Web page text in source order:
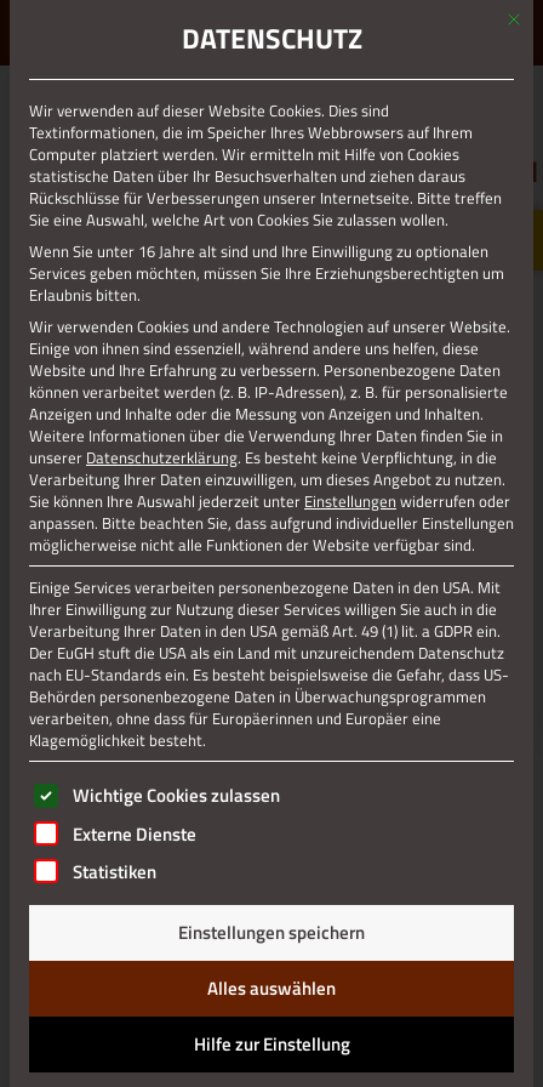
ERLEBE STOLBERG.ERLEBE DICH.
01.01.1970
KIRCHENMUSIK_ANTENSTEINER_2021
Jetzt teilen
Jetzt teilen
Impressum
Mit
DATENSCHUTZ
Wir verwenden auf dieser Website Cookies. Dies sind
Textinformationen, die im Speicher Ihres Webbrowsers auf Ihrem
Computer platziert werden. Wir ermitteln mit Hilfe von Cookies
statistische Daten über Ihr Besuchsverhalten und ziehen daraus
Rückschlüsse für Verbesserungen unserer Internetseite. Bitte treffen
Sie eine Auswahl, welche Art von Cookies Sie zulassen wollen.
Wenn Sie unter 16 Jahre alt sind und Ihre Einwilligung zu optionalen
Services geben möchten, müssen Sie Ihre Erziehungsberechtigten um
Erlaubnis bitten.
Wir verwenden Cookies und andere Technologien auf unserer Website.
Einige von ihnen sind essenziell, während andere uns helfen, diese
Website und Ihre Erfahrung zu verbessern. Personenbezogene Daten
können verarbeitet werden (z. B. IP-Adressen), z. B. für personalisierte
Anzeigen und Inhalte oder die Messung von Anzeigen und Inhalten.
Weitere Informationen über die Verwendung Ihrer Daten finden Sie in
unserer Datenschutzerklärung. Es besteht keine Verpflichtung, in die
Verarbeitung Ihrer Daten einzuwilligen, um dieses Angebot zu nutzen.
Sie können Ihre Auswahl jederzeit unter Einstellungen widerrufen oder
anpassen. Bitte beachten Sie, dass aufgrund individueller Einstellungen
möglicherweise nicht alle Funktionen der Website verfügbar sind.
Einige Services verarbeiten personenbezogene Daten in den USA. Mit
Ihrer Einwilligung zur Nutzung dieser Services willigen Sie auch in die
Verarbeitung Ihrer Daten in den USA gemäß Art. 49 (1) lit. a GDPR ein.
Der EuGH stuft die USA als ein Land mit unzureichendem Datenschutz
nach EU-Standards ein. Es besteht beispielsweise die Gefahr, dass US-
Behörden personenbezogene Daten in Überwachungsprogrammen
verarbeiten, ohne dass für Europäerinnen und Europäer eine
Klagemöglichkeit besteht.
Es folgt eine Liste der Service-Gruppen, für die eine
Wichtige Cookies zulassen
Externe Dienste
Statistiken
Einstellungen speichern
Alles auswählen
Hilfe zur Einstellung